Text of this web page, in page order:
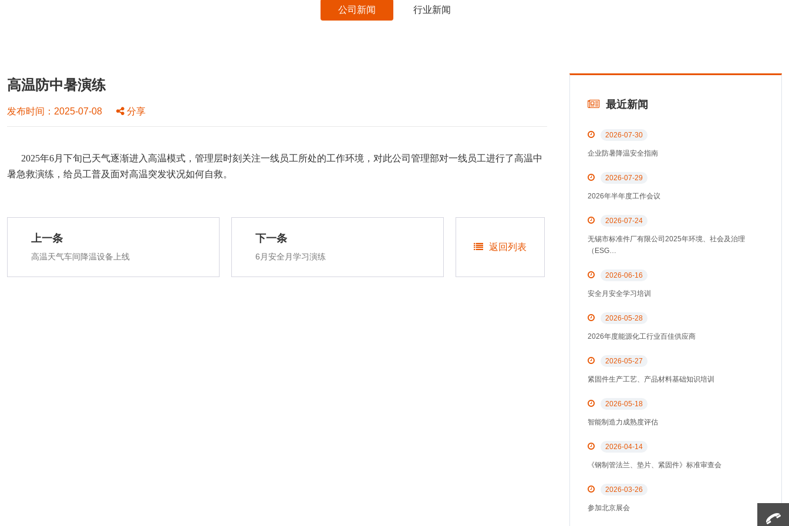
公司新闻 行业新闻
高温防中暑演练
发布时间：2025-07-08 分享
2025年6月下旬已天气逐渐进入高温模式，管理层时刻关注一线员工所处的工作环境，对此公司管理部对一线员工进行了高温中
暑急救演练，给员工普及面对高温突发状况如何自救。
上一条
高温天气车间降温设备上线
下一条
6月安全月学习演练
返回列表
最近新闻
2026-07-30
企业防暑降温安全指南
2026-07-29
2026年半年度工作会议
2026-07-24
无锡市标准件厂有限公司2025年环境、社会及治理
（ESG…
2026-06-16
安全月安全学习培训
2026-05-28
2026年度能源化工行业百佳供应商
2026-05-27
紧固件生产工艺、产品材料基础知识培训
2026-05-18
智能制造力成熟度评估
2026-04-14
《钢制管法兰、垫片、紧固件》标准审查会
2026-03-26
参加北京展会